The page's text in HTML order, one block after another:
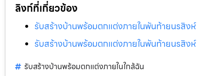
ลิงก์ที่เกี่ยวข้อง
รับสร้างบ้านพร้อมตกแต่งภายในพันท้ายนรสิงห์
รับสร้างบ้านพร้อมตกแต่งภายในพันท้ายนรสิงห์
รับสร้างบ้านพร้อมตกแต่งภายในใกล้ฉัน